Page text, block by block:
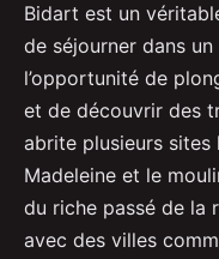
Bidart est un
de séjourner dans un
l’opportunité de
et de découvrir des
abrite plusieurs sites
Madeleine et le
du riche passé de la
avec des villes